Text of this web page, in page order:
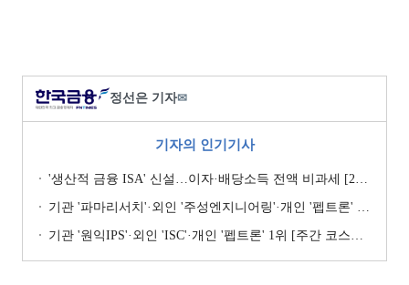
정선은 기자✉
기자의 인기기사
'생산적 금융 ISA' 신설…이자·배당소득 전액 비과세 [2026 세제개편안]
기관 '파마리서치'·외인 '주성엔지니어링'·개인 '펩트론' 1위 [주간 코스닥 순매수- 2026년 7월27일~7월31일]
기관 '원익IPS'·외인 'ISC'·개인 '펩트론' 1위 [주간 코스닥 순매수- 2026년 7월6일~7월10일]